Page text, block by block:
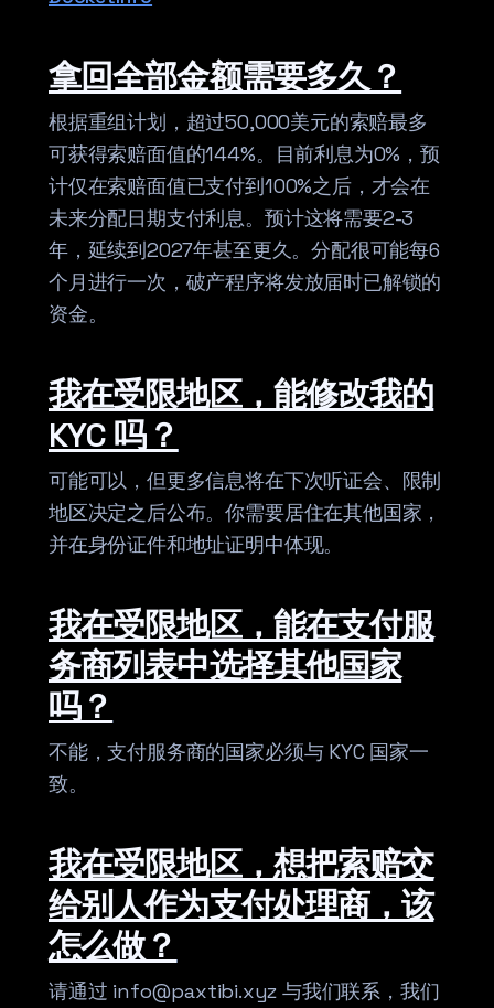
拿回全部金额需要多久？
根据重组计划，超过50,000美元的索赔最多
可获得索赔面值的144%。目前利息为0%，预
计仅在索赔面值已支付到100%之后，才会在
未来分配日期支付利息。预计这将需要2-3
年，延续到2027年甚至更久。分配很可能每6
个月进行一次，破产程序将发放届时已解锁的
资金。
我在受限地区，能修改我的
KYC 吗？
可能可以，但更多信息将在下次听证会、限制
地区决定之后公布。你需要居住在其他国家，
并在身份证件和地址证明中体现。
我在受限地区，能在支付服
务商列表中选择其他国家
吗？
不能，支付服务商的国家必须与 KYC 国家一
致。
我在受限地区，想把索赔交
给别人作为支付处理商，该
怎么做？
请通过 info@paxtibi.xyz 与我们联系，我们